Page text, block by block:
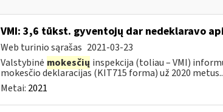
VMI: 3,6 tūkst. gyventojų dar nedeklaravo
Web turinio sąrašas 2021-03-23
Valstybinė mokesčių inspekcija (toliau – VMI)
mokesčio deklaracijas (KIT715 forma) už 2020
Metai: 2021